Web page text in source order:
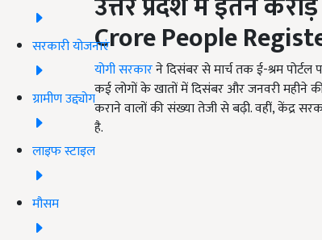
सरकारी योजनाएं
ग्रामीण उद्द्योग
लाइफ स्टाइल
मौसम
Crore People
योगी सरकारने दिसंबर से मार्च तक ई-श्रम
कई लोगों के खातों में दिसंबर और जनवरी महीने
कराने वालों की संख्या तेजी से बढ़ी. वहीं, केंद्र
है.